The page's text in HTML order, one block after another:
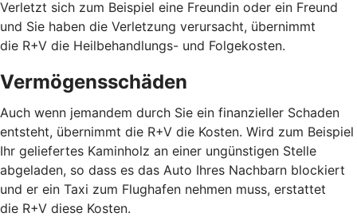
Verletzt sich zum Beispiel eine Freundin oder ein Freund
und Sie haben die Verletzung verursacht, übernimmt
die R+V die Heilbehandlungs- und Folgekosten.
Vermögensschäden
Auch wenn jemandem durch Sie ein finanzieller Schaden
entsteht, übernimmt die R+V die Kosten. Wird zum Beispiel
Ihr geliefertes Kaminholz an einer ungünstigen Stelle
abgeladen, so dass es das Auto Ihres Nachbarn blockiert
und er ein Taxi zum Flughafen nehmen muss, erstattet
die R+V diese Kosten.